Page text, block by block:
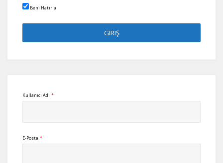
Beni Hatırla
Kullanıcı Adı *
E-Posta *